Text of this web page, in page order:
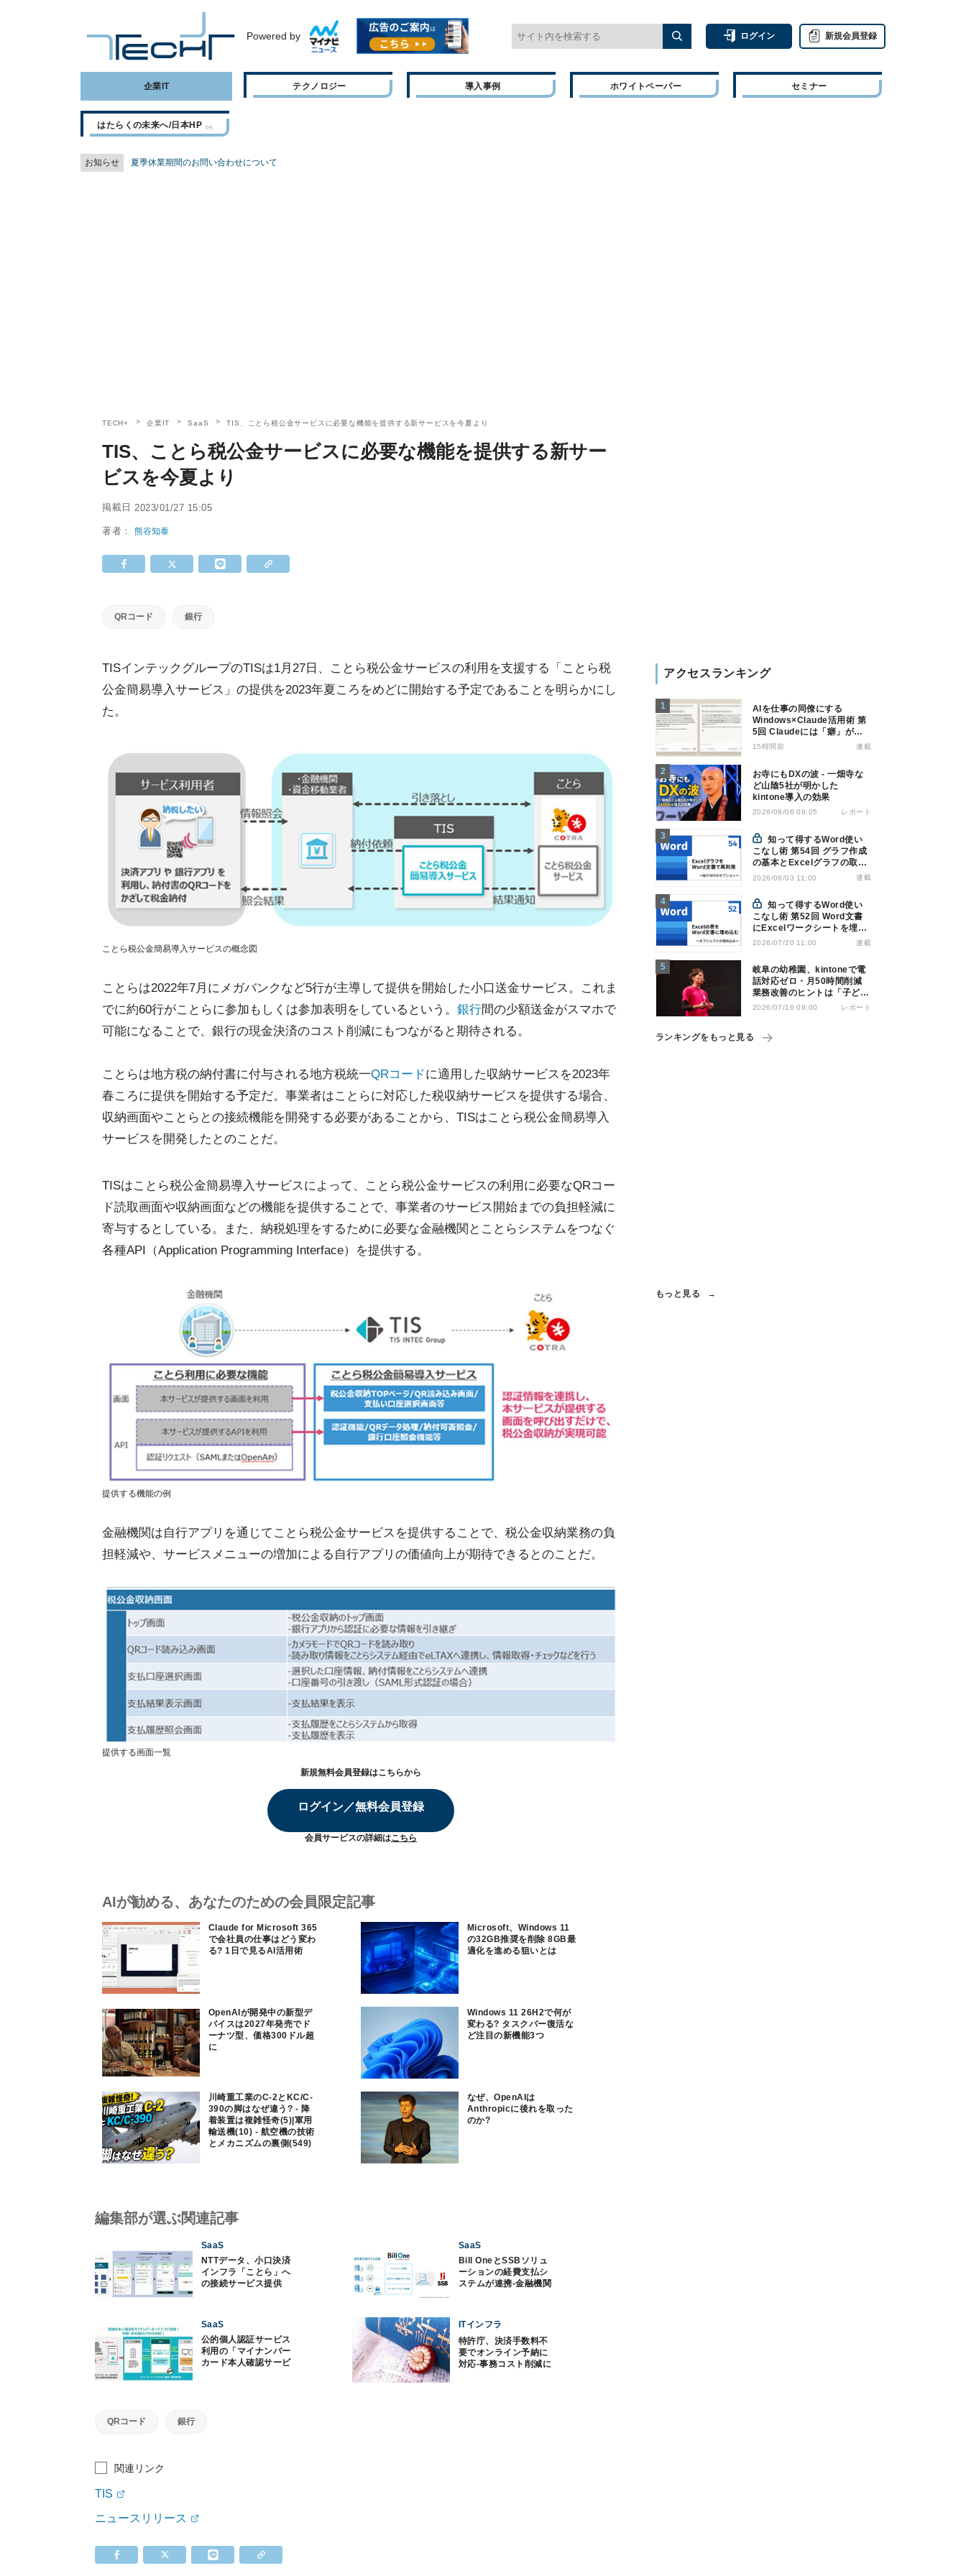
Powered by ログイン 新規会員登録
企業IT テクノロジー 導入事例 ホワイトペーパー セミナー
はたらくの未来へ/日本HP
お知らせ 夏季休業期間のお問い合わせについて
TECH+ 企業IT SaaS TIS、ことら税公金サービスに必要な機能を提供する新サービスを今夏より
TIS、ことら税公金サービスに必要な機能を提供する新サー
ビスを今夏より
掲載日 2023/01/27 15:05
著者：熊谷知泰
QRコード 銀行
TISインテックグループのTISは1月27日、ことら税公金サービスの利用を支援する「ことら税
公金簡易導入サービス」の提供を2023年夏ころをめどに開始する予定であることを明らかにし
た。
ことら税公金簡易導入サービスの概念図
ことらは2022年7月にメガバンクなど5行が主導して提供を開始した小口送金サービス。これま
でに約60行がことらに参加もしくは参加表明をしているという。 銀行間の少額送金がスマホで
可能になることで、銀行の現金決済のコスト削減にもつながると期待される。
ことらは地方税の納付書に付与される地方税統一QRコードに適用した収納サービスを2023年
春ころに提供を開始する予定だ。事業者はことらに対応した税収納サービスを提供する場合、
収納画面やことらとの接続機能を開発する必要があることから、TISはことら税公金簡易導入
サービスを開発したとのことだ。
TISはことら税公金簡易導入サービスによって、ことら税公金サービスの利用に必要なQRコー
ド読取画面や収納画面などの機能を提供することで、事業者のサービス開始までの負担軽減に
寄与するとしている。また、納税処理をするために必要な金融機関とことらシステムをつなぐ
各種API（Application Programming Interface）を提供する。
提供する機能の例
金融機関は自行アプリを通じてことら税公金サービスを提供することで、税公金収納業務の負
担軽減や、サービスメニューの増加による自行アプリの価値向上が期待できるとのことだ。
提供する画面一覧
新規無料会員登録はこちらから
ログイン／無料会員登録
会員サービスの詳細はこちら
AIが勧める、あなたのための会員限定記事
Claude for Microsoft 365
で会社員の仕事はどう変わ
る? 1日で見るAI活用術
Microsoft、Windows 11
の32GB推奨を削除 8GB最
適化を進める狙いとは
OpenAIが開発中の新型デ
バイスは2027年発売でド
ーナツ型、価格300ドル超
に
Windows 11 26H2で何が
変わる? タスクバー復活な
ど注目の新機能3つ
川崎重工業のC-2とKC/C-
390の脚はなぜ違う? - 降
着装置は複雑怪奇(5)|軍用
輸送機(10) - 航空機の技術
とメカニズムの裏側(549)
なぜ、OpenAIは
Anthropicに後れを取った
のか?
アクセスランキング
AIを仕事の同僚にする
Windows×Claude活用術 第
5回 Claudeには「癖」があ
る――戸惑いやすい7つの仕
15時間前 連載
お寺にもDXの波 - 一畑寺な
ど山陰5社が明かした
kintone導入の効果
2026/08/06 09:05 レポート
知って得するWord使い
こなし術 第54回 グラフ作成
の基本とExcelグラフの取り
込み方法
2026/08/03 11:00 連載
知って得するWord使い
こなし術 第52回 Word文書
にExcelワークシートを埋め
込んで表を作る
2026/07/20 11:00 連載
岐阜の幼稚園、kintoneで電
話対応ゼロ・月50時間削減
業務改善のヒントは「子ども
の遊び」
2026/07/16 09:00 レポート
ランキングをもっと見る
もっと見る
編集部が選ぶ関連記事
SaaS
NTTデータ、小口決済
インフラ「ことら」へ
の接続サービス提供
SaaS
Bill OneとSSBソリュ
ーションの経費支払シ
ステムが連携‐金融機関
SaaS
公的個人認証サービス
利用の「マイナンバー
カード本人確認サービ
ITインフラ
特許庁、決済手数料不
要でオンライン予納に
対応‐事務コスト削減に
QRコード 銀行
関連リンク
TIS
ニュースリリース